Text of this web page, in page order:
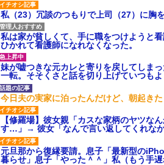
私（23）冗談のつもりで上司（27）に胸
私は家が貧しくて、手に職をつけようと
ひかれて看護師になれなくなった。
妹が嘘つきな元カレと寄りを戻してしま
一転。そそくさと話を切り上げていつも
今日夫の実家に泊ったんだけど、朝起き
【修羅場】彼女親「カスな家柄のヤツな
す…」→ 彼女「なんで言い返してくれなか
元旦那から復縁要請。息子「最新型の
暮らせ」息子「やった＾＾」私（もう手